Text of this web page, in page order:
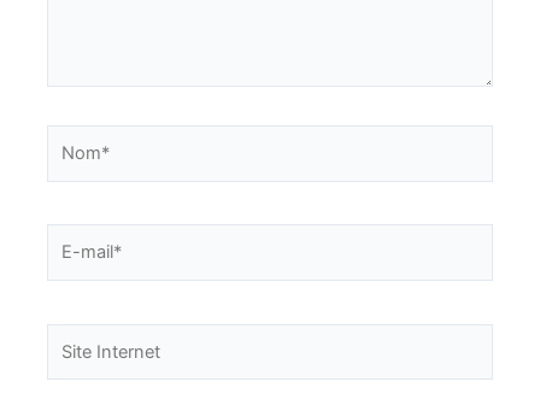
mail*
Internet